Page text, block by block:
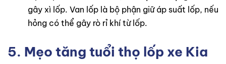
gây xì lốp. Van lốp là bộ phận giữ áp suất lốp, nếu
hỏng có thể gây rò rỉ khí từ lốp.
5. Mẹo tăng tuổi thọ lốp xe Kia